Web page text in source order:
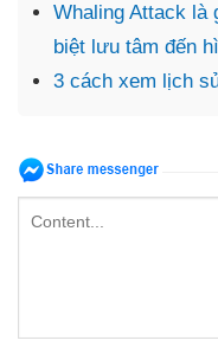
Whaling Attack là
biệt lưu tâm đến
3 cách xem lịch